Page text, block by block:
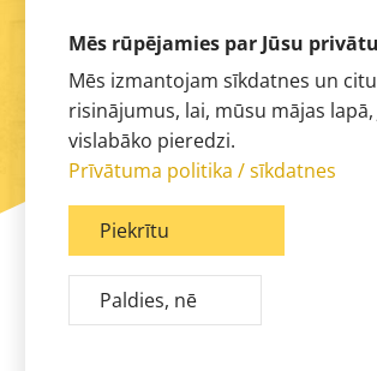
Mēs rūpējamies par Jūsu
Mēs izmantojam sīkdatnes un
risinājumus, lai, mūsu mājas lapā,
vislabāko pieredzi.
Prīvātuma politika / sīkdatnes
Piekrītu
Paldies, nē